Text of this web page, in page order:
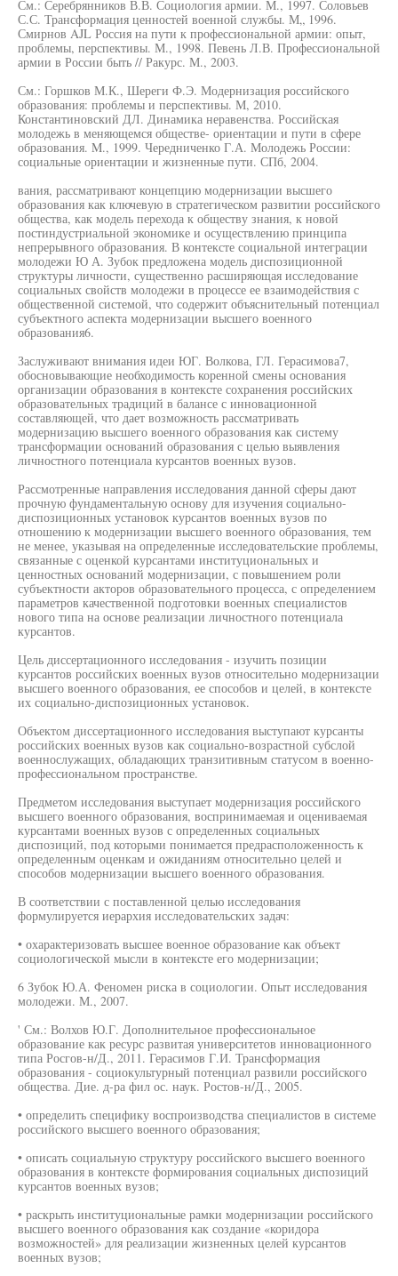
См.: Серебрянников В.В. Социология армии. М., 1997. Соловьев
С.С. Трансформация ценностей военной службы. М„ 1996.
Смирнов AJL Россия на пути к профессиональной армии: опыт,
проблемы, перспективы. М., 1998. Певень Л.В. Профессиональной
армии в России быть // Ракурс. М., 2003.
См.: Горшков М.К., Шереги Ф.Э. Модернизация российского
образования: проблемы и перспективы. М, 2010.
Константиновский ДЛ. Динамика неравенства. Российская
молодежь в меняющемся обществе- ориентации и пути в сфере
образования. M., 1999. Чередниченко Г.А. Молодежь России:
социальные ориентации и жизненные пути. СПб, 2004.
вания, рассматривают концепцию модернизации высшего
образования как ключевую в стратегическом развитии российского
общества, как модель перехода к обществу знания, к новой
постиндустриальной экономике и осуществлению принципа
непрерывного образования. В контексте социальной интеграции
молодежи Ю А. Зубок предложена модель диспозиционной
структуры личности, существенно расширяющая исследование
социальных свойств молодежи в процессе ее взаимодействия с
общественной системой, что содержит объяснительный потенциал
субъектного аспекта модернизации высшего военного
образования6.
Заслуживают внимания идеи ЮГ. Волкова, ГЛ. Герасимова7,
обосновывающие необходимость коренной смены основания
организации образования в контексте сохранения российских
образовательных традиций в балансе с инновационной
составляющей, что дает возможность рассматривать
модернизацию высшего военного образования как систему
трансформации оснований образования с целью выявления
личностного потенциала курсантов военных вузов.
Рассмотренные направления исследования данной сферы дают
прочную фундаментальную основу для изучения социально-
диспозиционных установок курсантов военных вузов по
отношению к модернизации высшего военного образования, тем
не менее, указывая на определенные исследовательские проблемы,
связанные с оценкой курсантами институциональных и
ценностных оснований модернизации, с повышением роли
субъектности акторов образовательного процесса, с определением
параметров качественной подготовки военных специалистов
нового типа на основе реализации личностного потенциала
курсантов.
Цель диссертационного исследования - изучить позиции
курсантов российских военных вузов относительно модернизации
высшего военного образования, ее способов и целей, в контексте
их социально-диспозиционных установок.
Объектом диссертационного исследования выступают курсанты
российских военных вузов как социально-возрастной субслой
военнослужащих, обладающих транзитивным статусом в военно-
профессиональном пространстве.
Предметом исследования выступает модернизация российского
высшего военного образования, воспринимаемая и оцениваемая
курсантами военных вузов с определенных социальных
диспозиций, под которыми понимается предрасположенность к
определенным оценкам и ожиданиям относительно целей и
способов модернизации высшего военного образования.
В соответствии с поставленной целью исследования
формулируется иерархия исследовательских задач:
• охарактеризовать высшее военное образование как объект
социологической мысли в контексте его модернизации;
6 Зубок Ю.А. Феномен риска в социологии. Опыт исследования
молодежи. М., 2007.
' См.: Волхов Ю.Г. Дополнительное профессиональное
образование как ресурс развитая университетов инновационного
типа Росгов-н/Д., 2011. Герасимов Г.И. Трансформация
образования - социокультурный потенциал развили российского
общества. Дие. д-ра фил ос. наук. Ростов-н/Д., 2005.
• определить специфику воспроизводства специалистов в системе
российского высшего военного образования;
• описать социальную структуру российского высшего военного
образования в контексте формирования социальных диспозиций
курсантов военных вузов;
• раскрыть институциональные рамки модернизации российского
высшего военного образования как создание «коридора
возможностей» для реализации жизненных целей курсантов
военных вузов;